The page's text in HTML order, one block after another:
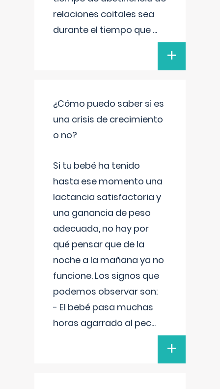
relaciones coitales sea
durante el tiempo que ...
+
¿Cómo puedo saber si es
una crisis de crecimiento
o no?
Si tu bebé ha tenido
hasta ese momento una
lactancia satisfactoria y
una ganancia de peso
adecuada, no hay por
qué pensar que de la
noche a la mañana ya no
funcione. Los signos que
podemos observar son:
- El bebé pasa muchas
horas agarrado al pec...
+